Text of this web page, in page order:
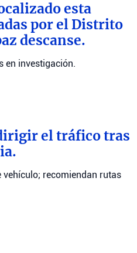
esta
por el Distrito
descanse.
en investigación.
el tráfico tras
vehículo; recomiendan rutas